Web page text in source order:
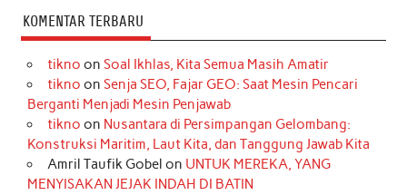
KOMENTAR TERBARU
tikno on Soal Ikhlas, Kita Semua Masih Amatir
tikno on Senja SEO, Fajar GEO: Saat Mesin Pencari
Berganti Menjadi Mesin Penjawab
tikno on Nusantara di Persimpangan Gelombang:
Konstruksi Maritim, Laut Kita, dan Tanggung Jawab Kita
Amril Taufik Gobel on UNTUK MEREKA, YANG
MENYISAKAN JEJAK INDAH DI BATIN